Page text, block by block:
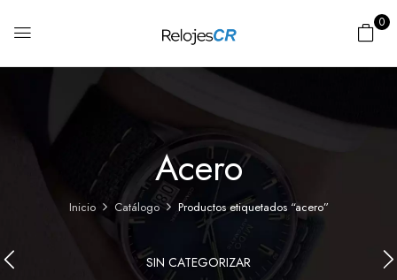
0
Acero
Inicio Catálogo Productos etiquetados “acero”
SIN CATEGORIZAR